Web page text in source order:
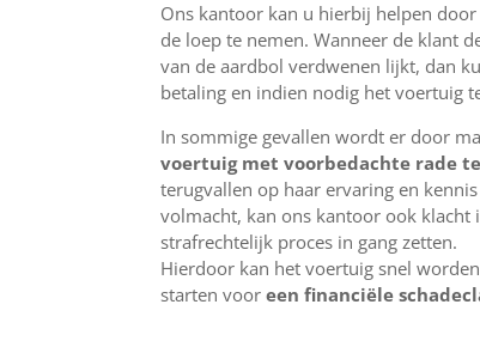
Ons kantoor kan u hierbij helpen
de loep te nemen. Wanneer de klant
van de aardbol verdwenen lijkt, dan
betaling en indien nodig het voertuig
In sommige gevallen wordt er door
voertuig met voorbedachte rade
terugvallen op haar ervaring en
volmacht, kan ons kantoor ook klacht
strafrechtelijk proces in gang zetten.
Hierdoor kan het voertuig snel
starten vooreen financiële